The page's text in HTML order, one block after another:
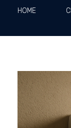
HOME